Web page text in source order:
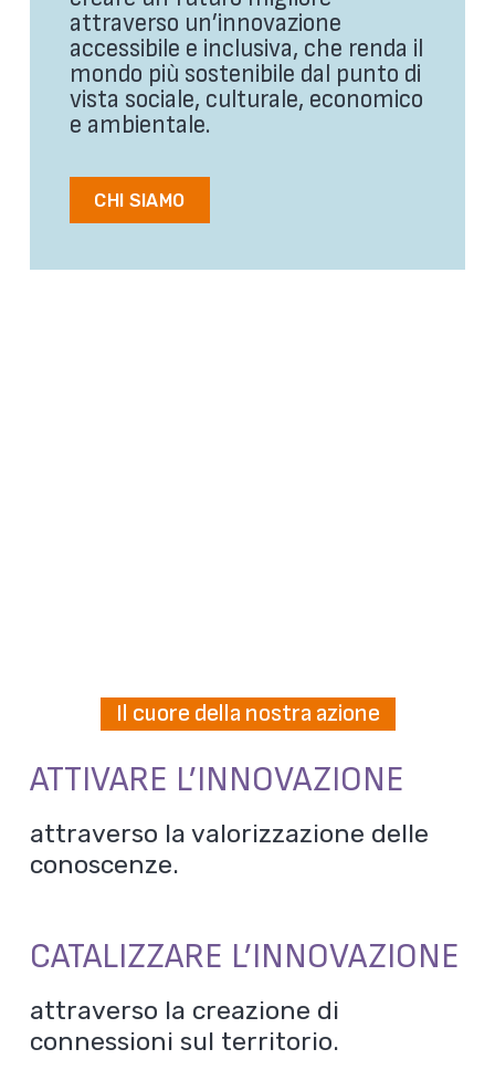
attraverso un’innovazione
accessibile e inclusiva, che renda il
mondo più sostenibile dal punto di
vista sociale, culturale, economico
e ambientale.
CHI SIAMO
Il cuore della nostra azione
ATTIVARE L’INNOVAZIONE
attraverso la valorizzazione delle
conoscenze.
CATALIZZARE L’INNOVAZIONE
attraverso la creazione di
connessioni sul territorio.